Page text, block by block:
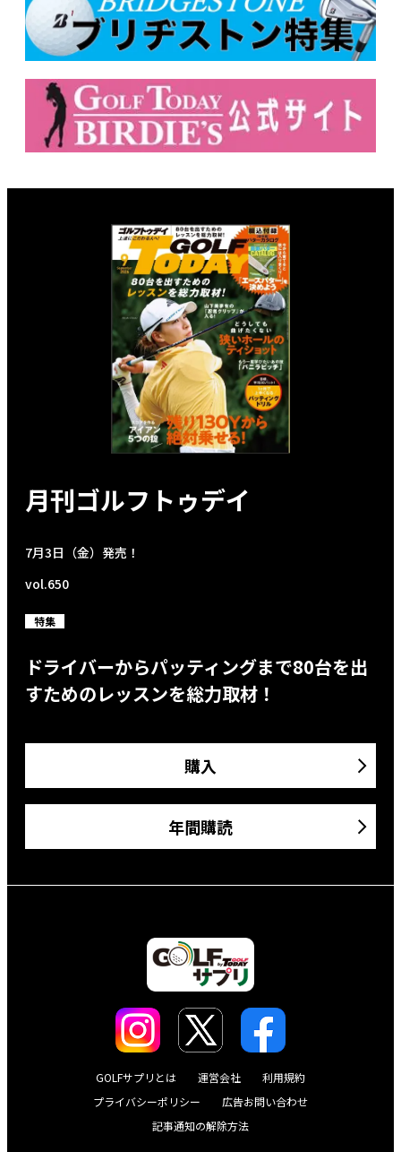
月刊ゴルフトゥデイ
7月3日（金）発売！
vol.650
特集
ドライバーからパッティングまで80台を出
すためのレッスンを総力取材！
購入
年間購読
GOLFサプリとは 運営会社
利用規約
プライバシーポリシー
広告お問い合わせ
記事通知の解除方法